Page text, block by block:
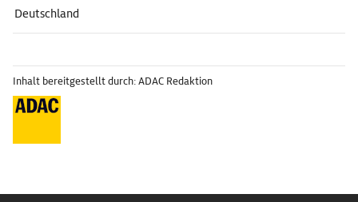
Deutschland
Inhalt bereitgestellt durch: ADAC Redaktion